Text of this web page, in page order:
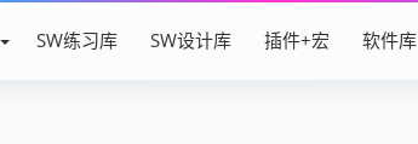
SW练习库 SW设计库 插件+宏 软件库